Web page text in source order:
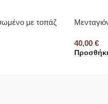
με τοπάζ
40,00 €